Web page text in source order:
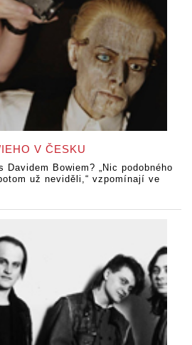
V ČESKU
Davidem Bowiem? „Nic podobného
už neviděli,“ vzpomínají ve